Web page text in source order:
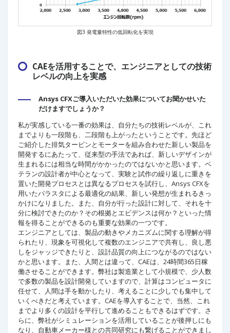
図3 発電量特性の低回転化を実現
CAEを活用することで、エンジニアとしての技術
レベルの向上を実感
Ansys CFXご導入いただいた効果についてお聞かせいた
だけますでしょうか？
私が実感している一番の効果は、自分たちの技術レベルが、これ
までよりも一段階も、二段階も上がったということです。先ほど
ご紹介した排気タービンとモーターを組み合わせた新しい製品を
開発するにあたって、従来型の手法であれば、新しいデザインが
生まれるには相当な時間がかかったのではないかと思います。ベ
テランの設計者が中心となって、実験と試作の繰り返しに重きを
置いた開発プロセスとは異なるプロセスを試行し、Ansys CFXを
用いたパラスタによる最適化の結果、新しい発想が生まれるきっ
かけになりました。また、自分が行った設計に対して、それを十
分に検討できたのか？その根拠とエビデンスは何か？といった情
報を得ることができるのも重要な効果の一つです。
エンジニアとしては、製品の動きやメカニズムに関する理解が得
られたり、現象を可視化して複数のエンジニアで共有し、良し悪
しをジャッジできたりと、設計品質の向上につながるのではない
かと思います。また、人間とは違って、CAEは、24時間365日稼
働させることができます。弊社は製造業として小規模で、少人数
で多数の製品を設計開発していますので、計算はコンピュータに
任せて、人間は手を動かしたり、考えることに少しでも集中して
いくべきだと考えています。CAEを導入することで、当然、これ
までより多くの設計を平行して進めることもできるはずです。さ
らに、弊社がシミュレーションを活用していることが後押しにも
なり、自動車メーカー様との共同研究にも繋げることができまし